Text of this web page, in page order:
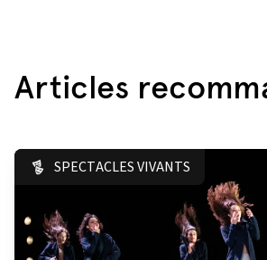
Articles
SPECTACLES VIVANTS